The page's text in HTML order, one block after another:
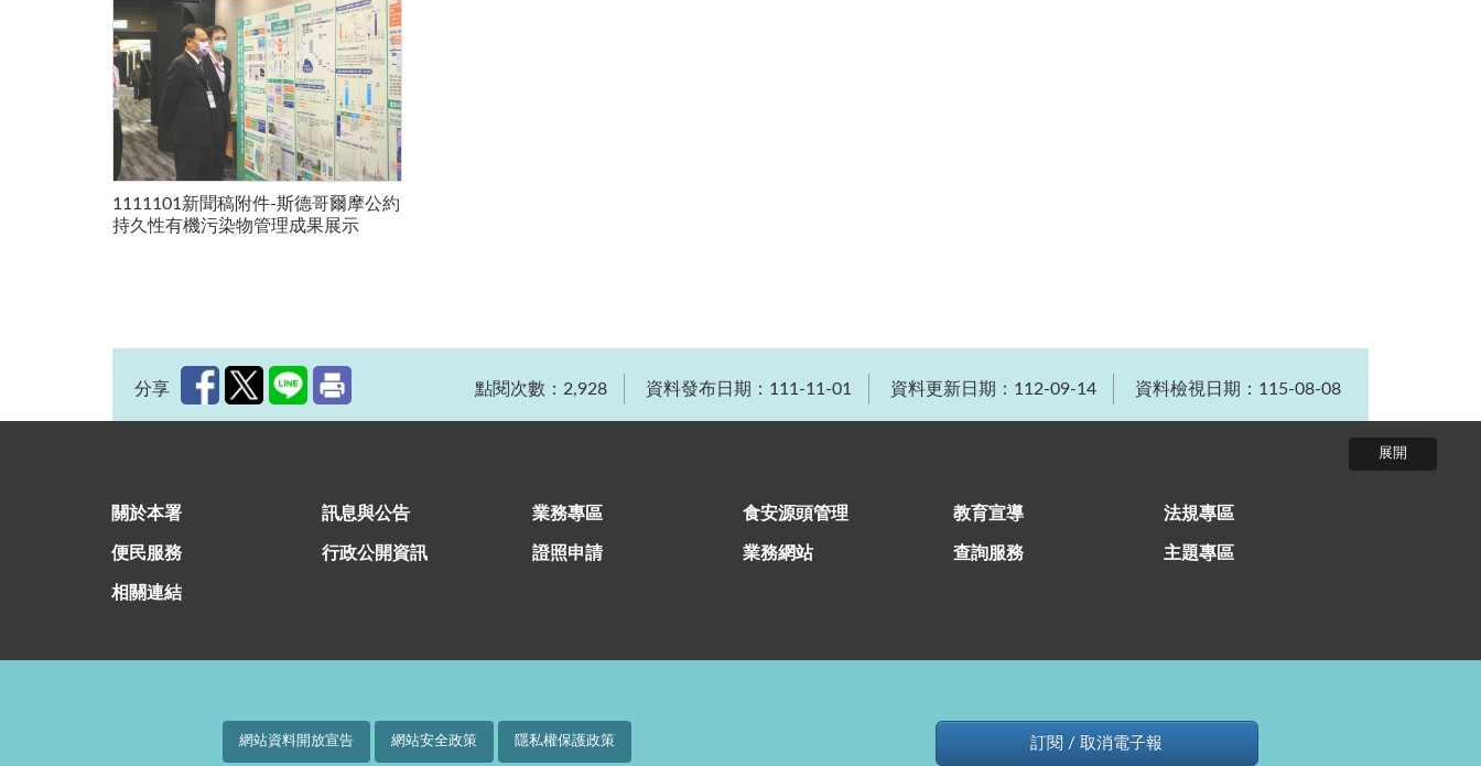
1111101新聞稿附件-斯德哥爾摩公約
持久性有機污染物管理成果展示
分享 點閱次數：2,928 資料發布日期：111-11-01 資料更新日期：112-09-14 資料檢視日期：115-08-08
關於本署 訊息與公告 業務專區 食安源頭管理 教育宣導 法規專區
便民服務 行政公開資訊 證照申請 業務網站 查詢服務 主題專區
相關連結
網站資料開放宣告 網站安全政策 隱私權保護政策 訂閱 / 取消電子報